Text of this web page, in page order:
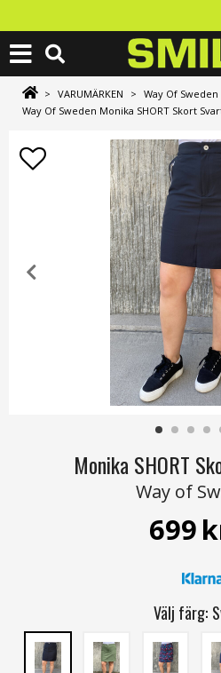
> VARUMÄRKEN > Way Of Sweden
Way Of Sweden Monika SHORT Skort
Monika SHORT
Way of
699
Välj färg: